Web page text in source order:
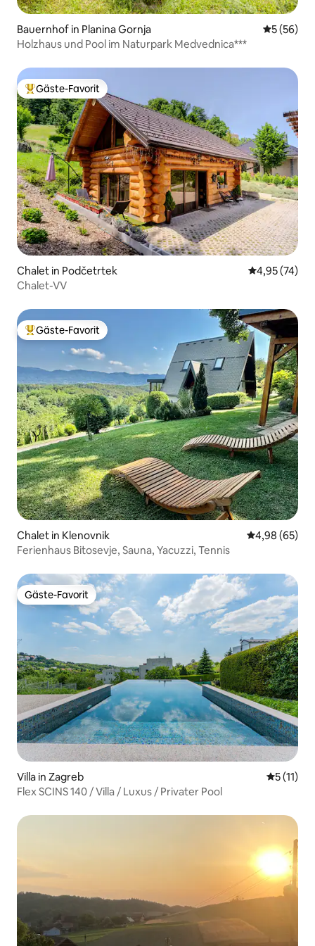
Bauernhof in Planina Gornja
5 (56)
Holzhaus und Pool im Naturpark Medvednica***
Beliebter Gäste-Favorit.
Gäste-Favorit
Chalet in Podčetrtek
4,95 (74)
Chalet-VV
Beliebter Gäste-Favorit.
Gäste-Favorit
Chalet in Klenovnik
4,98 (65)
Ferienhaus Bitosevje, Sauna, Yacuzzi, Tennis
Gäste-Favorit
Gäste-Favorit
Villa in Zagreb
5 (11)
Flex SCINS 140 / Villa / Luxus / Privater Pool